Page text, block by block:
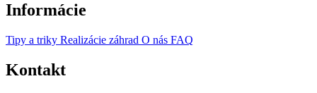
Informácie
Tipy a triky Realizácie záhrad O nás FAQ
Kontakt